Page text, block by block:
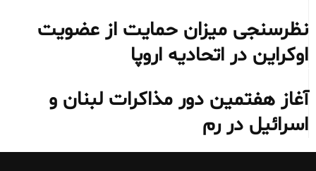
نظرسنجی میزان حمایت از عضویت
اوکراین در اتحادیه اروپا
آغاز هفتمین دور مذاکرات لبنان و
اسرائیل در رم